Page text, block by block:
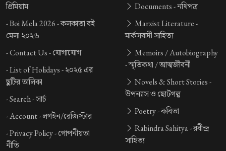
প্রিমিয়াম
-Boi Mela 2026 -কলকাতা বই
মেলা ২০২৬
-Contact Us -যোগাযোগ
-List of Holidays -২০২৫ এর
ছুটির তালিকা
-Search -সার্চ
-Account -লগইন/রেজিস্টার
-Privacy Policy -গোপনীয়তা
নীতি
Documents -নথিপত্র
Marxist Literature -
মার্কসবাদী সাহিত্য
Memoirs / Autobiography
-স্মৃতিকথা / আত্মজীবনী
Novels & Short Stories -
উপন্যাস ও ছোটগল্প
Poetry -কবিতা
Rabindra Sahitya -রবীন্দ্র
সাহিত্য